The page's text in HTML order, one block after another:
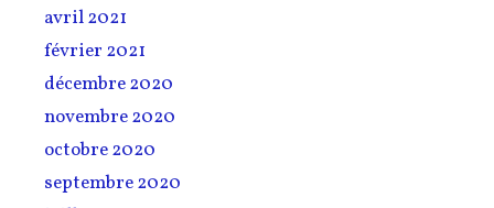
avril 2021
février 2021
décembre 2020
novembre 2020
octobre 2020
septembre 2020